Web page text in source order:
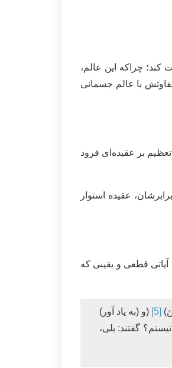
کند؛ چراکه این عالم،
با عالم جسمانی
بر عقیده‌ای فرود
عقیده استوار
آیاتی قطعی و یقینی که
[5]
(و (به ياد آور)
گفتند: بلى،